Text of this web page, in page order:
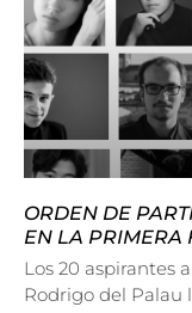
ORDEN DE
EN LA PRIMERA
Los 20 aspirantes
Rodrigo del Palau